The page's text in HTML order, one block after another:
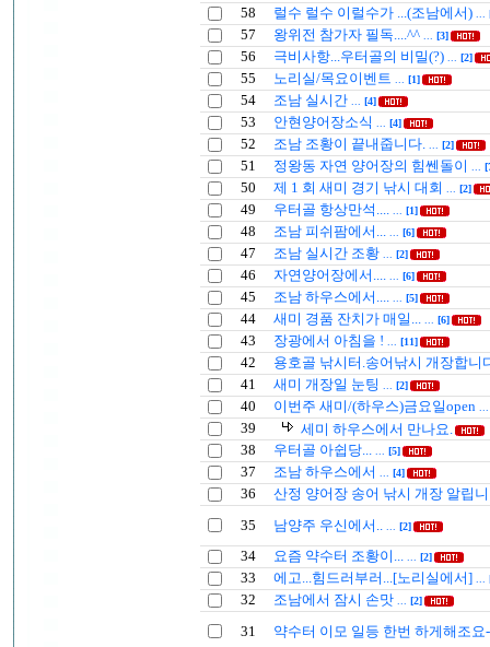
58 럴수 럴수 이럴수가 ...(조남에서)
57 왕위전 참가자 필독....^^ [3]
56 극비사항...우터골의 비밀(?) [2]
55 노리실/목요이벤트 [1]
54 조남 실시간 [4]
53 안현양어장소식 [4]
52 조남 조황이 끝내줍니다. [2]
51 정왕동 자연 양어장의 힘쎈돌이
50 제 1 회 새미 경기 낚시 대회 [2]
49 우터골 항상만석.... [1]
48 조남 피쉬팜에서... [6]
47 조남 실시간 조황 [2]
46 자연양어장에서.... [6]
45 조남 하우스에서.... [5]
44 새미 경품 잔치가 매일... [6]
43 장광에서 아침을 ! [11]
42
용호골 낚시터.송어낚시 개장합니
41
새미 개장일 눈팅 [2]
40 이번주 새미/(하우스)금요일open
39
세미 하우스에서 만나요.
38
우터골 아쉽당... [5]
37 조남 하우스에서 [4]
36
산정 양어장 송어 낚시 개장 알립
35
남양주 우신에서.. [2]
34 요즘 약수터 조황이... [2]
33 에고...힘드러부러...[노리실에서]
32 조남에서 잠시 손맛 [2]
31
약수터 이모 일등 한번 하게해조